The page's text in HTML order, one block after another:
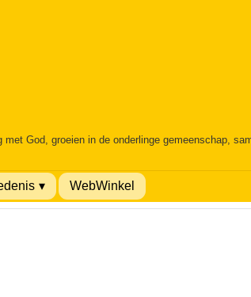
God, groeien in de onderlinge gemeenschap,
WebWinkel